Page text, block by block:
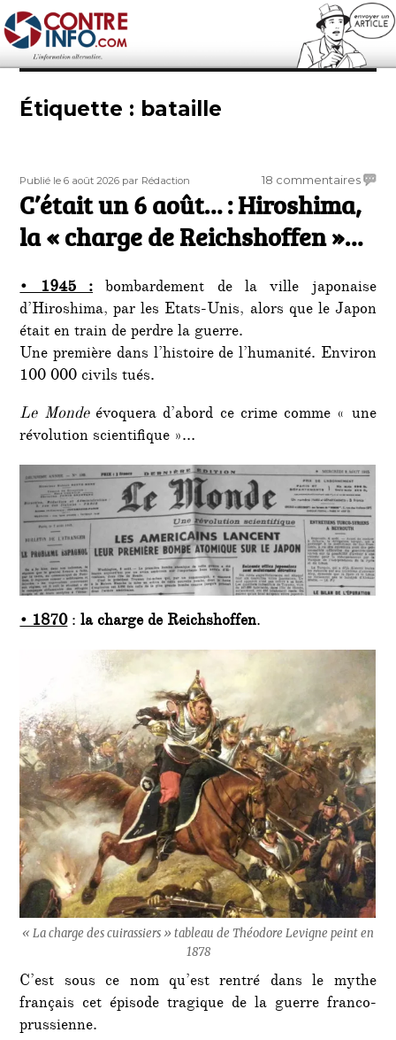
Contre-Info
Étiquette : bataille
Publié
le
Publié le 6 août 2026 Auteur
par Rédaction 18 commentairessur
un
la
C’était un 6 août… : Hiroshima,
la « charge de Reichshoffen »…
• 1945 : bombardement de la ville japonaise
d’Hiroshima, par les Etats-Unis, alors que le Japon
était en train de perdre la guerre.
Une première dans l’histoire de l’humanité. Environ
100 000 civils tués.
Le Mondeévoquera d’abord ce crime comme « une
révolution scientifique »…
• 1870:la charge de Reichshoffen.
« La charge des cuirassiers » tableau de Théodore Levigne peint en
1878
C’est sous ce nom qu’est rentré dans le mythe
français cet épisode tragique de la guerre franco-
prussienne.